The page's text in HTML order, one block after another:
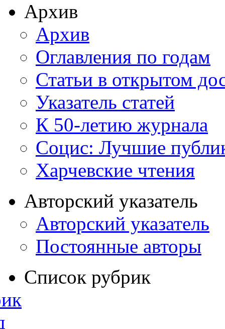
Архив
Архив
Оглавления по годам
Статьи в открытом
Указатель статей
К 50-летию журнала
Социс: Лучшие
Харчевские чтения
Авторский указатель
Авторский указатель
Постоянные авторы
Список рубрик